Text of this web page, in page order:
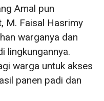
Amal pun
M. Faisal Hasrimy
warganya dan
lingkungannya.
warga untuk akses
panen padi dan